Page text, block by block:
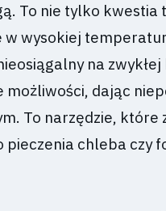
To nie tylko kwestia
wysokiej
na zwykłej
dając
To narzędzie, które
pieczenia chleba czy